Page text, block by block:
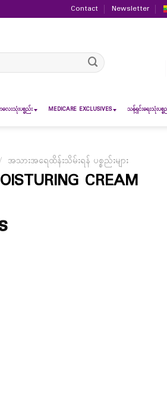
Contact Newsletter
ေးသုံးပစ္စည်း MEDICARE EXCLUSIVES သန့်ရှင်းရေးသုံးပစ္စ
အသားအရေထိန်းသိမ်းရန် ပစ္စည်းများ
CREAM